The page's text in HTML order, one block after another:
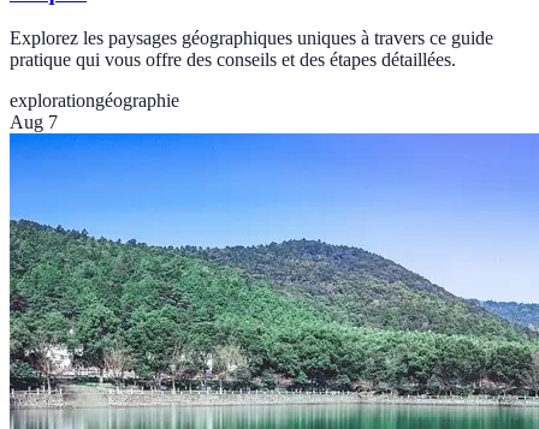
Explorez les paysages géographiques uniques à travers ce guide
pratique qui vous offre des conseils et des étapes détaillées.
explorationgéographie
Aug 7